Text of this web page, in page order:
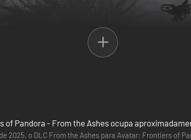
of Pandora - From the Ashes ocupa
2025, o DLC From the Ashes para Avatar: Frontiers of